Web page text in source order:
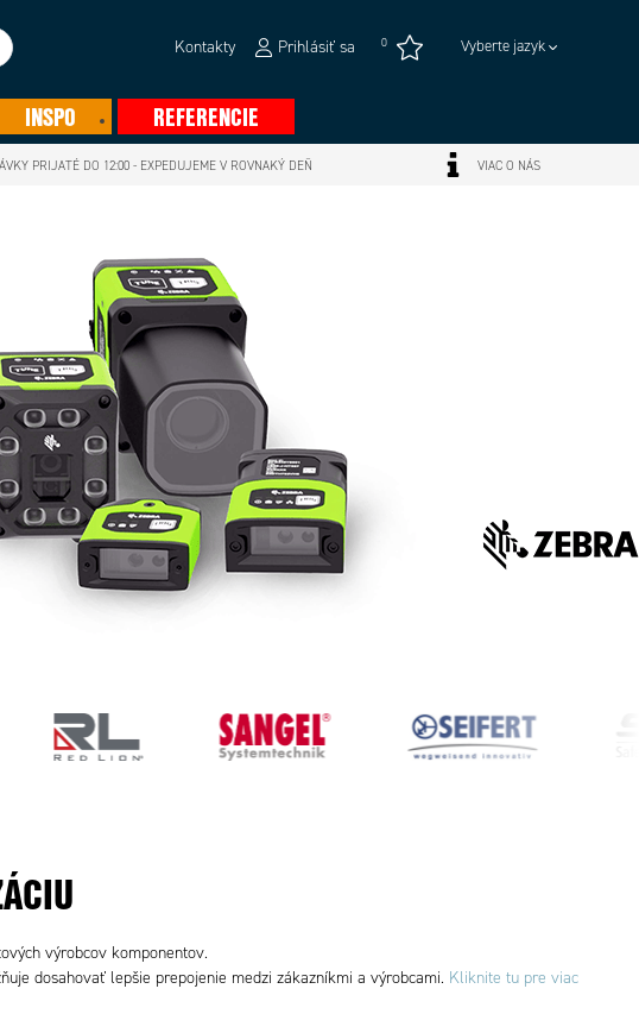
Kontakty Prihlásiť sa 0 Vyberte jazyk
INSPO REFERENCIE
PRIJATÉ DO 12:00 - EXPEDUJEME V ROVNAKÝ DEŇ VIAC O NÁS
výrobcov komponentov.
dosahovať lepšie prepojenie medzi zákazníkmi a výrobcami. Kliknite tu pre viac